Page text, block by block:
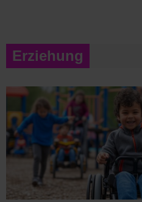
Erziehung